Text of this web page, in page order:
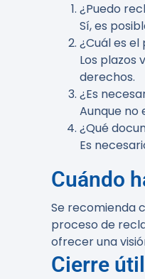
¿Puedo
Sí, es
¿Cuál es
Los
derechos.
¿Es
Aunque no
¿Qué
Es
Cuándo
Se recomienda
proceso de
ofrecer una
Cierre útil